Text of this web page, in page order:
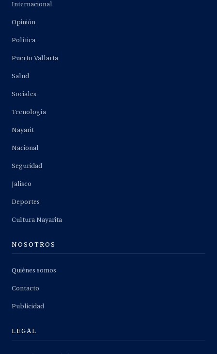
Internacional
Opinión
Política
Puerto Vallarta
Salud
Sociales
Tecnología
Nayarit
Nacional
Seguridad
Jalisco
Deportes
Cultura Nayarita
NOSOTROS
Quiénes somos
Contacto
Publicidad
LEGAL